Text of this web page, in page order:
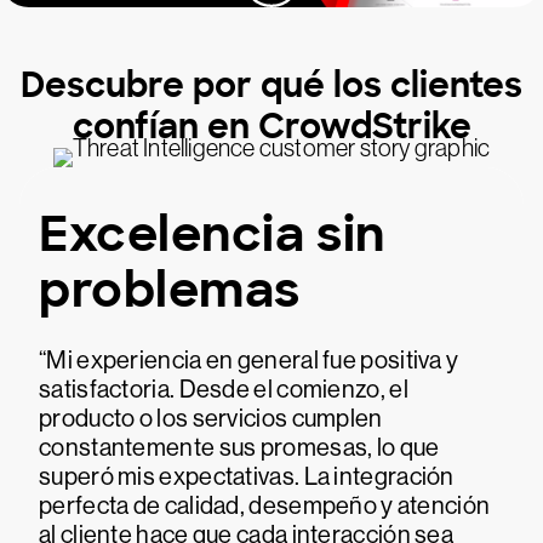
Descubre por qué los clientes
confían en CrowdStrike
Excelencia sin
problemas
“Mi experiencia en general fue positiva y
satisfactoria. Desde el comienzo, el
producto o los servicios cumplen
constantemente sus promesas, lo que
superó mis expectativas. La integración
perfecta de calidad, desempeño y atención
al cliente hace que cada interacción sea